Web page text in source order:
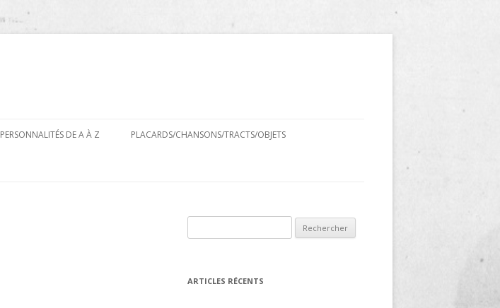
au
PERSONNALITÉS DE A À Z PLACARDS/CHANSONS/TRACTS/OBJETS
ARTICLES RÉCENTS